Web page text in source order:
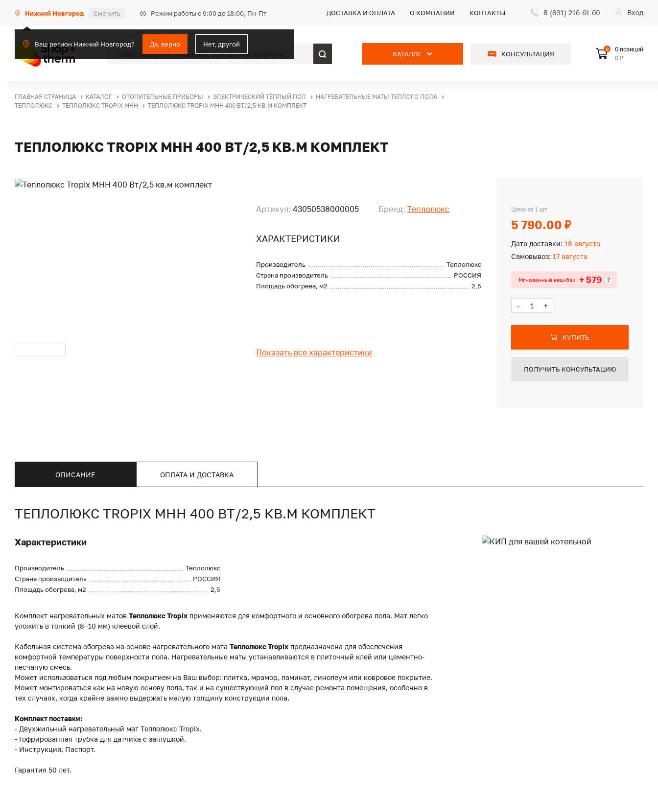
Нижний Новгород Сменить Режим работы с 9:00 до 18:00, Пн-Пт
Ваш регион Нижний Новгород? Да, верно Нет, другой
ДОСТАВКА И ОПЛАТА О КОМПАНИИ КОНТАКТЫ 8 (831) 216-61-60 Вход
КАТАЛОГ КОНСУЛЬТАЦИЯ
0
0 позиций
0 ₽
ГЛАВНАЯ СТРАНИЦА КАТАЛОГ ОТОПИТЕЛЬНЫЕ ПРИБОРЫ ЭЛЕКТРИЧЕСКИЙ ТЁПЛЫЙ ПОЛ
НАГРЕВАТЕЛЬНЫЕ МАТЫ ТЕПЛОГО ПОЛА
ТЕПЛОЛЮКС
ТЕПЛОЛЮКС TROPIX MHH ТЕПЛОЛЮКС TROPIX МНН 400 ВТ/2,5 КВ.М КОМПЛЕКТ
ТЕПЛОЛЮКС TROPIX МНН 400 ВТ/2,5 КВ.М КОМПЛЕКТ
Артикул: 43050538000005 Бренд: Теплолюкс
ХАРАКТЕРИСТИКИ
Производитель
Теплолюкс
Страна производитель
РОССИЯ
Площадь обогрева, м2
2,5
Показать все характеристики
Цена за 1 шт
5 790.00 ₽
Дата доставки: 18 августа
Самовывоз: 17 августа
Мгновенный кеш-бэк + 579 ?
- +
КУПИТЬ
ПОЛУЧИТЬ КОНСУЛЬТАЦИЮ
ОПИСАНИЕ ОПЛАТА И ДОСТАВКА
ТЕПЛОЛЮКС TROPIX МНН 400 ВТ/2,5 КВ.М КОМПЛЕКТ
Характеристики
Производитель
Теплолюкс
Страна производитель
РОССИЯ
Площадь обогрева, м2
2,5
Комплект нагревательных матов Теплолюкс Tropix применяются для комфортного и основного обогрева пола. Мат легко
уложить в тонкий (8–10 мм) клеевой слой.
Кабельная система обогрева на основе нагревательного мата Теплолюкс Tropix предназначена для обеспечения
комфортной температуры поверхности пола. Нагревательные маты устанавливаются в плиточный клей или цементно-
песчаную смесь.
Может использоваться под любым покрытием на Ваш выбор: плитка, мрамор, ламинат, линолеум или ковровое покрытие.
Может монтироваться как на новую основу пола, так и на существующий пол в случае ремонта помещения, особенно в
тех случаях, когда крайне важно выдержать малую толщину конструкции пола.
Комплект поставки:
- Двухжильный нагревательный мат Теплолюкс Tropix.
- Гофрированная трубка для датчика с заглушкой.
- Инструкция, Паспорт.
Гарантия 50 лет.